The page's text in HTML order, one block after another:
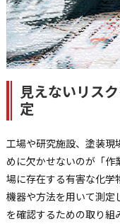
見えないリス
定
工場や研究施設、塗装現
めに欠かせないのが「作
場に存在する有害な化学
機器や方法を用いて測定
を確認するための取り組